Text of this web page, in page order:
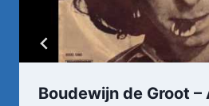
Boudewijn de Groot –